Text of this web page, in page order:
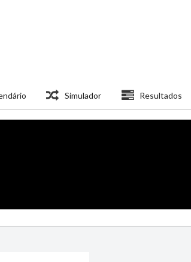
Simulador Resultados